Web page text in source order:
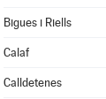
Bigues i Riells
Calaf
Calldetenes